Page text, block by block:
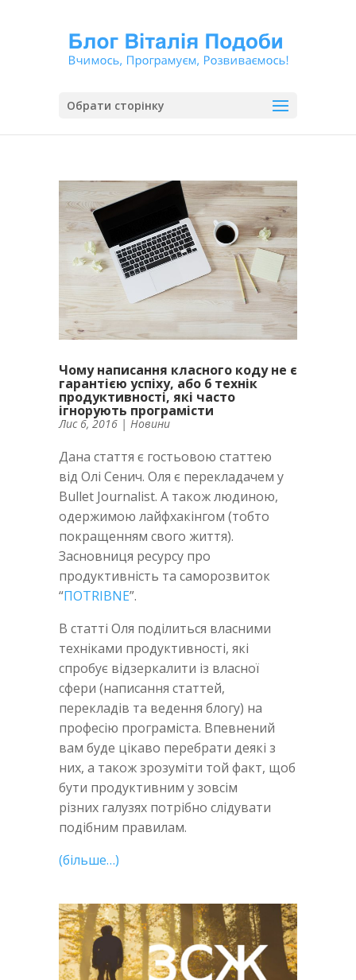
Обрати сторінку
Чому написання класного коду не є
гарантією успіху, або 6 технік
продуктивності, які часто
ігнорують програмісти
Лис 6, 2016 | Новини
Дана стаття є гостьовою статтею
від Олі Сенич. Оля є перекладачем у
Bullet Journalist. А також людиною,
одержимою лайфхакінгом (тобто
покращенням свого життя).
Засновниця ресурсу про
продуктивність та саморозвиток
“ПОTRIBNE”.
В статті Оля поділиться власними
техніками продуктивності, які
спробує відзеркалити із власної
сфери (написання статтей,
перекладів та ведення блогу) на
професію програміста. Впевнений
вам буде цікаво перебрати деякі з
них, а також зрозуміти той факт, щоб
бути продуктивним у зовсім
різних галузях потрібно слідувати
подібним правилам.
(більше…)